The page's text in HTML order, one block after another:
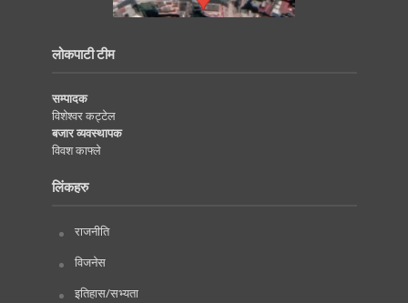
लोकपाटी टीम
सम्पादक
विशेश्वर कट्टेल
बजार व्यवस्थापक
विवश काफ्ले
लिंकहरु
राजनीति
विजनेस
इतिहास/सभ्यता